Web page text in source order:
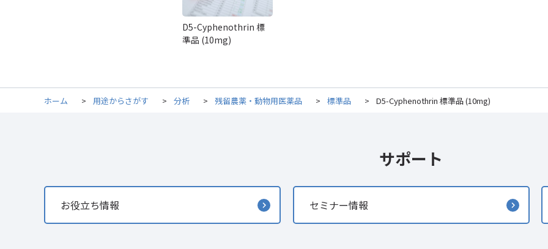
D5-Cyphenothrin 標
準品 (10mg)
ホーム > 用途からさがす > 分析 > 残留農薬・動物用医薬品 > 標準品 > D5-Cyphenothrin 標準品 (10mg)
サポート
お役立ち情報 セミナー情報